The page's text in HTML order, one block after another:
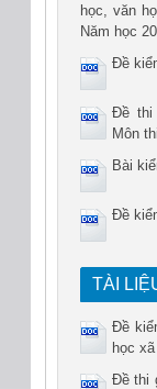
học, văn
Năm học
Đề
Đề thi
Môn
Bài
Đề
TÀI
Đề
học
Đề thi